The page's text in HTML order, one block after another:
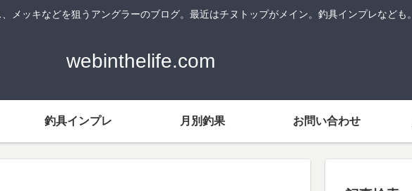
メッキなどを狙うアングラーのブログ。最近はチヌトップがメイン。釣具インプレなども。
webinthelife.com
釣具インプレ 月別釣果 お問い合わせ